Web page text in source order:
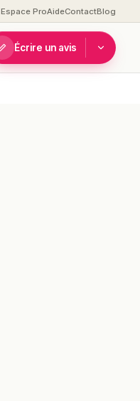
Espace ProAideContactBlog
Écrire un avis